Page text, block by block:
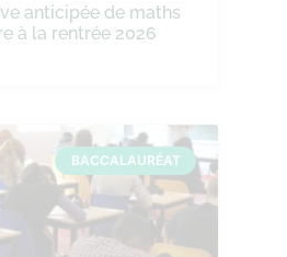
anticipée de maths
à la rentrée 2026
BACCALAURÉAT